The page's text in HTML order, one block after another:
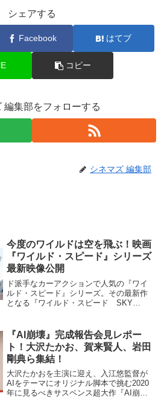
シェアする
Facebook はてブ
コピー
編集部をフォローする
シネマズ 編集部
今度のワイルドは空を飛ぶ！映画
『ワイルド・スピード』シリーズ
最新映像公開
ド派手なカーアクションで人気の『ワイ
ルド・スピード』シリーズ。その最新作
となる『ワイルド・スピード SKY
に上回る、強烈なアクションを楽しむこ
とができる。『ワイ...
『AI崩壊』完成報告会見レポー
ト！大沢たかお、賀来賢人、岩田
剛典ら集結！
大沢たかおを主演に迎え、入江悠監督が
AIをテーマにオリジナル脚本で挑む2020
年に見るべきサスペンス超大作『AI崩